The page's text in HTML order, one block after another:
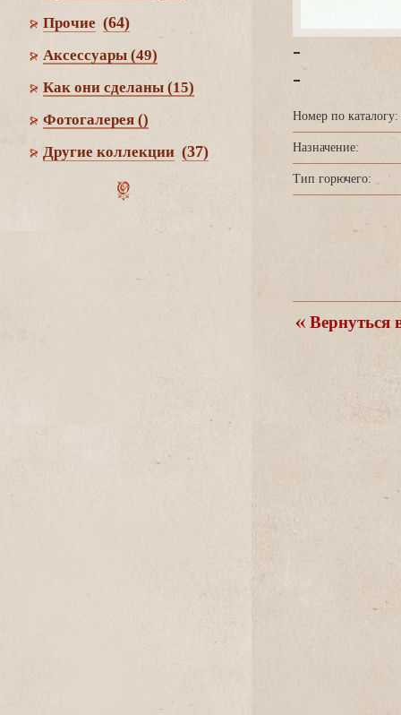
Прочие (64)
Аксессуары (49)
Как они сделаны (15)
Фотогалерея ()
Другие коллекции (37)
-
-
Номер по каталогу:
Назначение:
Тип горючего:
ернуться